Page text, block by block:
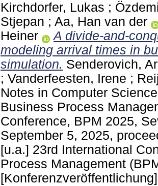
Kirchdorfer, Lukas ;
Stjepan ; Aa, Han van der
Heiner
A divide-and-
modeling arrival times in
simulation. Senderovich,
; Vanderfeesten, Irene ;
Notes in Computer
Business Process
Conference, BPM 2025,
September 5, 2025,
[u.a.] 23rd International
Process Management
[Konferenzveröffentlichung]